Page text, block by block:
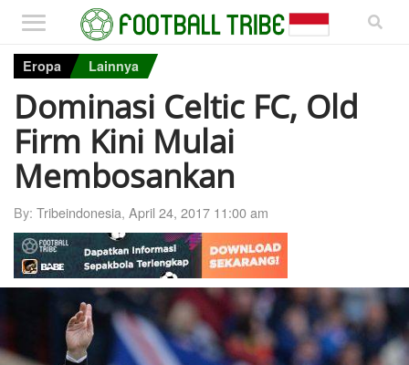
Eropa Lainnya
Dominasi Celtic FC, Old
Firm Kini Mulai
Membosankan
By: Tribeindonesia, April 24, 2017 11:00 am